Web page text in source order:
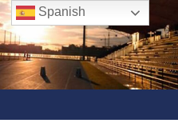
Spanish